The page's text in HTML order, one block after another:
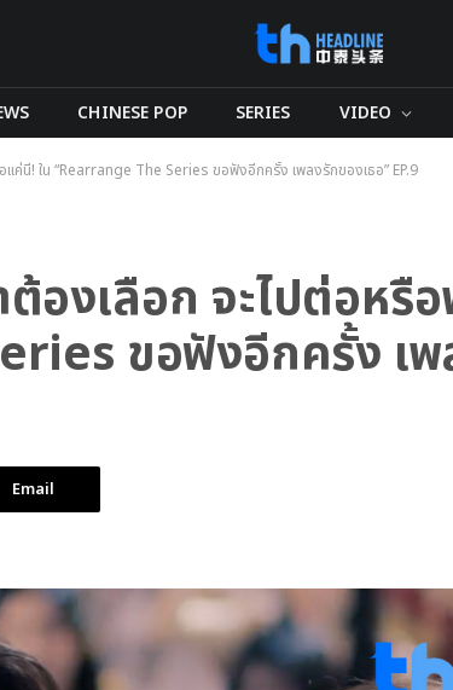
CHINESE POP SERIES VIDEO
แค่นี้! ใน “Rearrange The Series ขอฟังอีกครั้ง เพลงรักของเธอ” EP.9
องเลือก จะไปต่อหรื
ขอฟังอีกครั้ง เพ
Email